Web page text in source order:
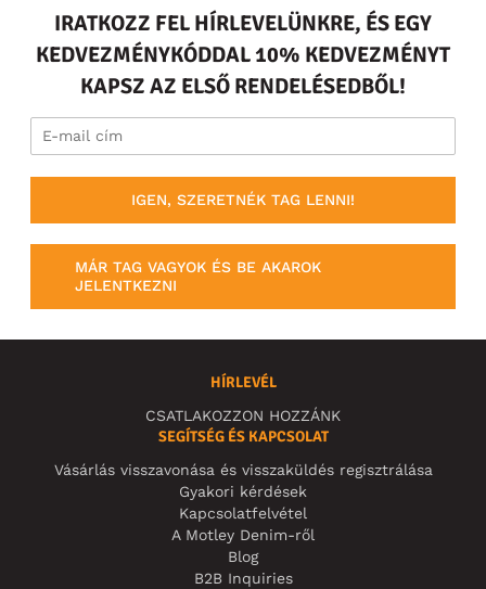
IRATKOZZ FEL HÍRLEVELÜNKRE, ÉS EGY
KEDVEZMÉNYKÓDDAL 10% KEDVEZMÉNYT
KAPSZ AZ ELSŐ RENDELÉSEDBŐL!
IGEN, SZERETNÉK TAG LENNI!
MÁR TAG VAGYOK ÉS BE AKAROK
JELENTKEZNI
HÍRLEVÉL
CSATLAKOZZON HOZZÁNK
SEGÍTSÉG ÉS KAPCSOLAT
Vásárlás visszavonása és visszaküldés regisztrálása
Gyakori kérdések
Kapcsolatfelvétel
A Motley Denim-ről
Blog
B2B Inquiries